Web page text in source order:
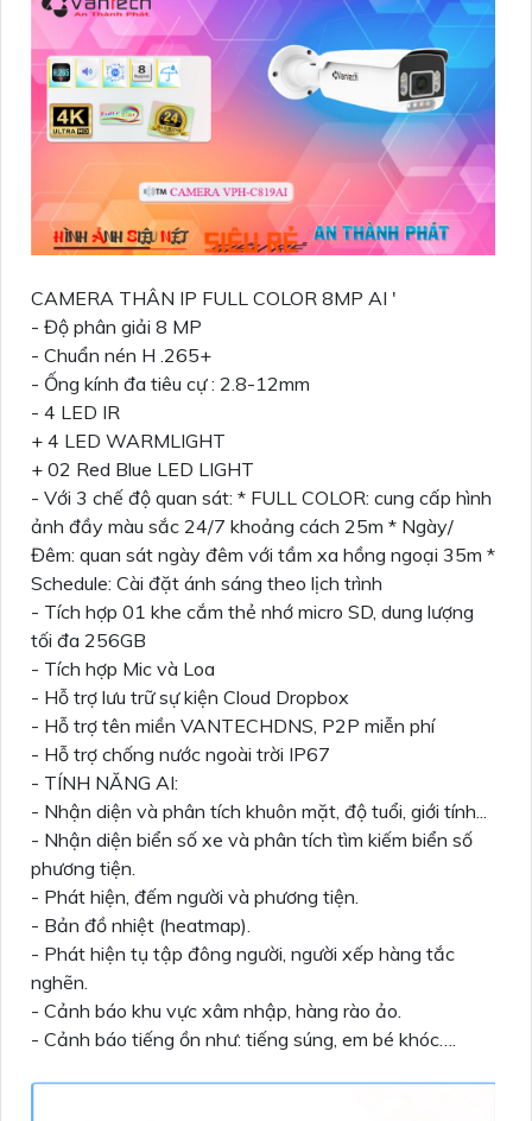
CAMERA THÂN IP FULL COLOR 8MP AI '
- Độ phân giải 8 MP
- Chuẩn nén H .265+
- Ống kính đa tiêu cự : 2.8-12mm
- 4 LED IR
+ 4 LED WARMLIGHT
+ 02 Red Blue LED LIGHT
- Với 3 chế độ quan sát: * FULL COLOR: cung cấp hình
ảnh đầy màu sắc 24/7 khoảng cách 25m * Ngày/
Đêm: quan sát ngày đêm với tầm xa hồng ngoại 35m *
Schedule: Cài đặt ánh sáng theo lịch trình
- Tích hợp 01 khe cắm thẻ nhớ micro SD, dung lượng
tối đa 256GB
- Tích hợp Mic và Loa
- Hỗ trợ lưu trữ sự kiện Cloud Dropbox
- Hỗ trợ tên miền VANTECHDNS, P2P miễn phí
- Hỗ trợ chống nước ngoài trời IP67
- TÍNH NĂNG AI:
- Nhận diện và phân tích khuôn mặt, độ tuổi, giới tính...
- Nhận diện biển số xe và phân tích tìm kiếm biển số
phương tiện.
- Phát hiện, đếm người và phương tiện.
- Bản đồ nhiệt (heatmap).
- Phát hiện tụ tập đông người, người xếp hàng tắc
nghẽn.
- Cảnh báo khu vực xâm nhập, hàng rào ảo.
- Cảnh báo tiếng ồn như: tiếng súng, em bé khóc….